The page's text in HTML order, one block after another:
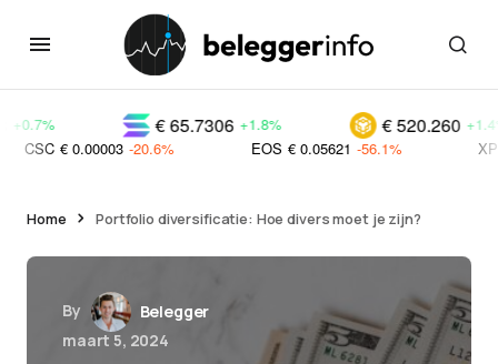
€ 520.260 +1.4%
€ 65.7306 +1.8%
€
€ 0.05621 -56.1%
-20.6%
Home Portfolio diversificatie: Hoe divers moet je zijn?
By
Belegger
maart 5, 2024